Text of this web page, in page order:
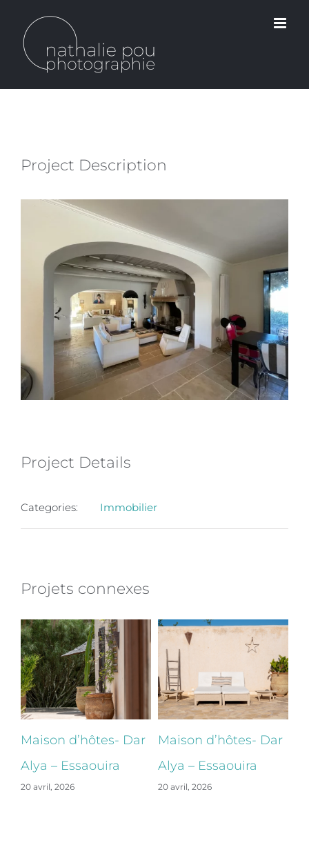
contenu
Project Description
Project Details
Categories: Immobilier
Projets connexes
Maison d’hôtes- Dar
Alya – Essaouira
20 avril, 2026
Maison d’hôtes- Dar
Alya – Essaouira
20 avril, 2026